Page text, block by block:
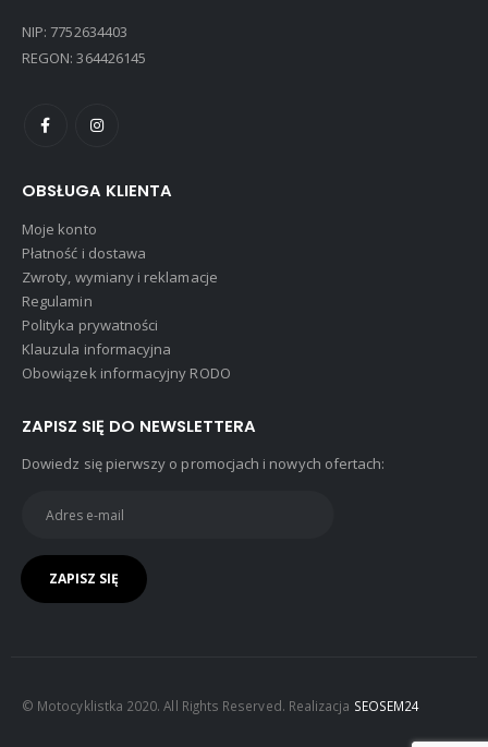
NIP: 7752634403
REGON: 364426145
OBSŁUGA KLIENTA
Moje konto
Płatność i dostawa
Zwroty, wymiany i reklamacje
Regulamin
Polityka prywatności
Klauzula informacyjna
Obowiązek informacyjny RODO
ZAPISZ SIĘ DO NEWSLETTERA
Dowiedz się pierwszy o promocjach i nowych ofertach:
© Motocyklistka 2020. All Rights Reserved. Realizacja SEOSEM24